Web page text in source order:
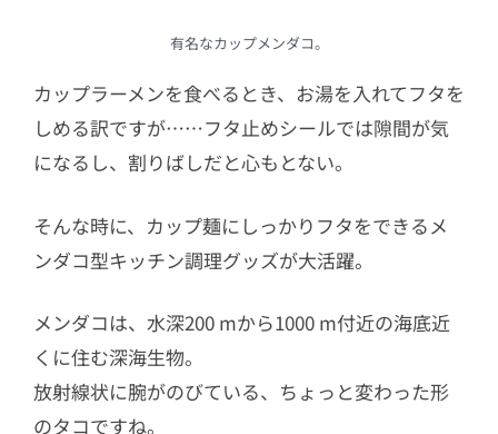
有名なカップメンダコ。
カップラーメンを食べるとき、お湯を入れてフタを
しめる訳ですが……フタ止めシールでは隙間が気
になるし、割りばしだと心もとない。
そんな時に、カップ麺にしっかりフタをできるメ
ンダコ型キッチン調理グッズが大活躍。
メンダコは、水深200 mから1000 m付近の海底近
くに住む深海生物。
放射線状に腕がのびている、ちょっと変わった形
のタコですね。